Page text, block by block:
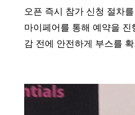
오픈 즉시 참가 신청 절차
마이페어를 통해 예약을
감 전에 안전하게 부스를